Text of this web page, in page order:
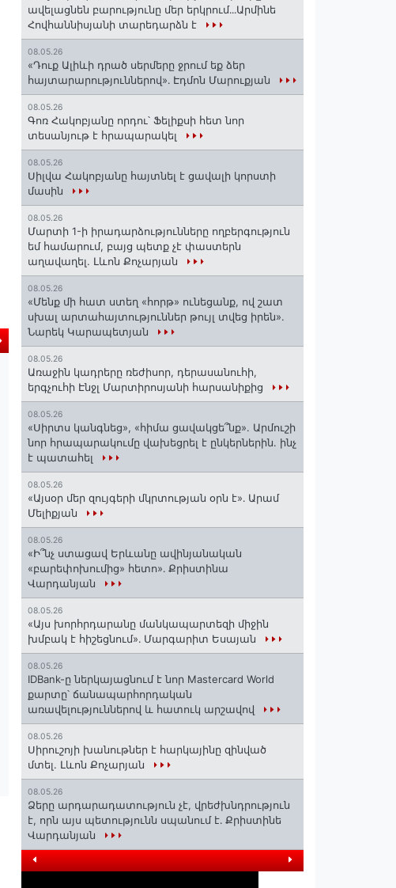
ավելացնեն բարությունը մեր երկրում․․․Արմինե
Հովհաննիսյանի տարեդարձն է
08.05.26
«Դուք Ալիևի դրած սերմերը ջրում եք ձեր
հայտարարություններով»․ Էդմոն Մարուքյան
08.05.26
Գոռ Հակոբյանը որդու՝ Ֆելիքսի հետ նոր
տեսանյութ է հրապարակել
08.05.26
Սիլվա Հակոբյանը հայտնել է ցավալի կորստի
մասին
08.05.26
Մարտի 1-ի իրադարձությունները ողբերգություն
եմ համարում, բայց պետք չէ փաստերն
աղավաղել. Լևոն Քոչարյան
08.05.26
«Մենք մի հատ ստեղ «հորթ» ունեցանք, ով շատ
սխալ արտահայտություններ թույլ տվեց իրեն».
Նարեկ Կարապետյան
08.05.26
Առաջին կադրերը ռեժիսոր, դերասանուհի,
երգչուհի Էնջլ Մարտիրոսյանի հարսանիքից
08.05.26
«Սիրտս կանգնեց», «հիմա ցավակցե՞նք». Արմուշի
նոր հրապարակումը վախեցրել է ընկերներին. ինչ
է պատահել
08.05.26
«Այսօր մեր զույգերի մկրտության օրն է»․ Արամ
Մելիքյան
08.05.26
«Ի՞նչ ստացավ Երևանը ավինյանական
«բարեփոխումից» հետո»․ Քրիստինա
Վարդանյան
08.05.26
«Այս խորհրդարանը մանկապարտեզի միջին
խմբակ է հիշեցնում»․ Մարգարիտ Եսայան
08.05.26
IDBank-ը ներկայացնում է նոր Mastercard World
քարտը՝ ճանապարհորդական
առավելություններով և հատուկ արշավով
08.05.26
Սիրուշոյի խանութներ է հարկայինը զինված
մտել. Լևոն Քոչարյան
08.05.26
Ձերը արդարադատություն չէ, վրեժխնդրություն
է, որն այս պետությունն սպանում է․ Քրիստինե
Վարդանյան